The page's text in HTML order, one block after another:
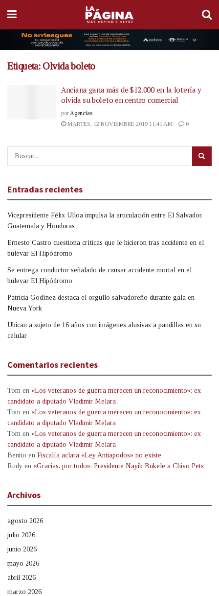
Etiqueta: Olvida boleto
Anciana gana más de $12.000 en la lotería y
olvida su boleto en centro comercial
por Agencias
MARTES, 12 NOVIEMBRE 2019 11:41 AM
0
Entradas recientes
Vicepresidente Félix Ulloa impulsa la articulación entre El Salvador,
Guatemala y Honduras
Ernesto Castro cuestiona críticas que le hicieron tras accidente en el
bulevar El Hipódromo
Se entrega conductor señalado de causar accidente mortal en el
bulevar El Hipódromo
Patricia Godínez destaca el orgullo salvadoreño durante gala en
Nueva York
Ubican a sujeto de 16 años con imágenes alusivas a pandillas en su
celular
Comentarios recientes
Tom en «Los veteranos de guerra merecen un reconocimiento»: ex
candidato a diputado Vladimir Melara
Tom en «Los veteranos de guerra merecen un reconocimiento»: ex
candidato a diputado Vladimir Melara
Tom en «Los veteranos de guerra merecen un reconocimiento»: ex
candidato a diputado Vladimir Melara
Benito en Fiscalía aclara «Ley Antiapodos» no existe
Rudy en «Gracias, por todo»: Presidente Nayib Bukele a Chivo Pets
Archivos
agosto 2026
julio 2026
junio 2026
mayo 2026
abril 2026
marzo 2026